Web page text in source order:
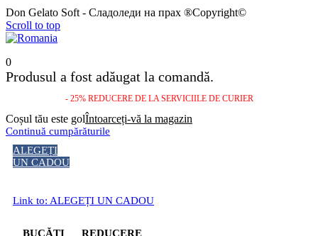
Don Gelato Soft - Сладоледи на прах ®Copyright©
Scroll to top
0
Produsul a fost adăugat la comandă.
- 25% REDUCERE DE LA SERVICIILE DE CURIER
Coșul tău este golÎntoarceți-vă la magazin
Continuă cumpărăturile
ALEGEȚI
UN CADOU
Link to: ALEGEȚI UN CADOU
BUCĂȚI REDUCERE